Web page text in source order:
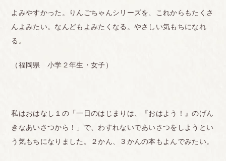
よみやすかった。りんごちゃんシリーズを、これからもたくさ
んよみたい。なんどもよみたくなる。やさしい気もちになれ
る。
（福岡県 小学２年生・女子）
私はおはなし１の「一日のはじまりは、『おはよう！』のげん
きなあいさつから！」で、わすれないであいさつをしようとい
う気もちになりました。２かん、３かんの本もよんでみたい。